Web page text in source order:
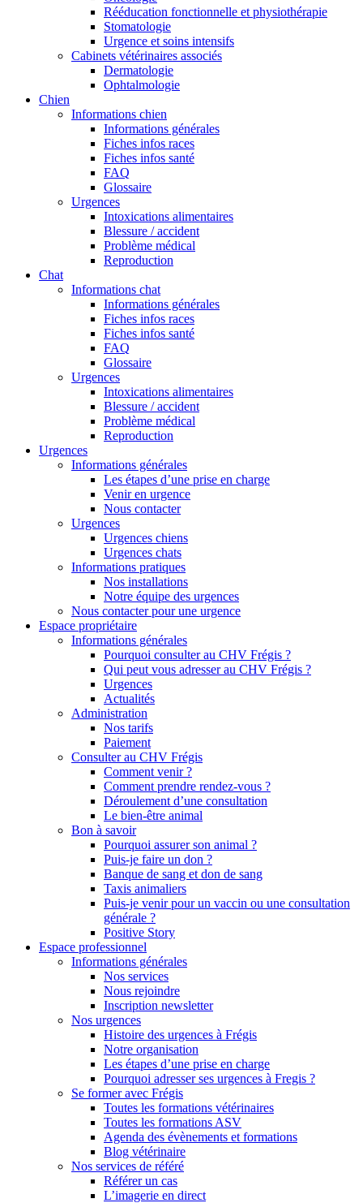
Rééducation fonctionnelle et physiothérapie
Stomatologie
Urgence et soins intensifs
Cabinets vétérinaires associés
Dermatologie
Ophtalmologie
Chien
Informations chien
Informations générales
Fiches infos races
Fiches infos santé
FAQ
Glossaire
Urgences
Intoxications alimentaires
Blessure / accident
Problème médical
Reproduction
Chat
Informations chat
Informations générales
Fiches infos races
Fiches infos santé
FAQ
Glossaire
Urgences
Intoxications alimentaires
Blessure / accident
Problème médical
Reproduction
Urgences
Informations générales
Les étapes d’une prise en charge
Venir en urgence
Nous contacter
Urgences
Urgences chiens
Urgences chats
Informations pratiques
Nos installations
Notre équipe des urgences
Nous contacter pour une urgence
Espace propriétaire
Informations générales
Pourquoi consulter au CHV Frégis ?
Qui peut vous adresser au CHV Frégis ?
Urgences
Actualités
Administration
Nos tarifs
Paiement
Consulter au CHV Frégis
Comment venir ?
Comment prendre rendez-vous ?
Déroulement d’une consultation
Le bien-être animal
Bon à savoir
Pourquoi assurer son animal ?
Puis-je faire un don ?
Banque de sang et don de sang
Taxis animaliers
Puis-je venir pour un vaccin ou une consultation
générale ?
Positive Story
Espace professionnel
Informations générales
Nos services
Nous rejoindre
Inscription newsletter
Nos urgences
Histoire des urgences à Frégis
Notre organisation
Les étapes d’une prise en charge
Pourquoi adresser ses urgences à Fregis ?
Se former avec Frégis
Toutes les formations vétérinaires
Toutes les formations ASV
Agenda des évènements et formations
Blog vétérinaire
Nos services de référé
Référer un cas
L’imagerie en direct